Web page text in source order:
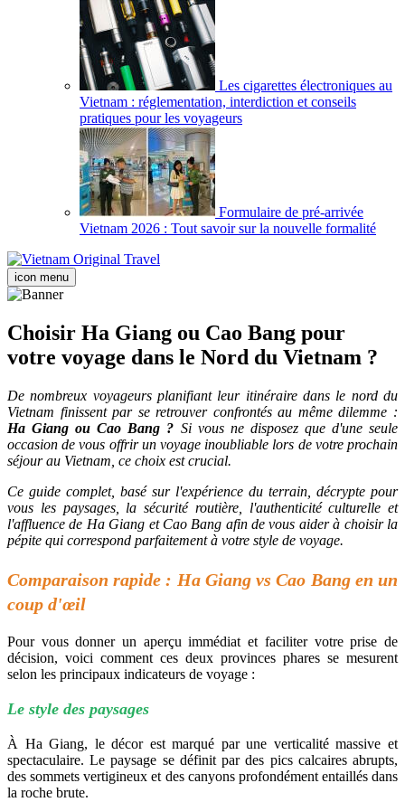
Les cigarettes électroniques au
Vietnam : réglementation, interdiction et conseils
pratiques pour les voyageurs
Formulaire de pré-arrivée
Vietnam 2026 : Tout savoir sur la nouvelle formalité
icon menu
Choisir Ha Giang ou Cao Bang pour
votre voyage dans le Nord du Vietnam ?
De nombreux voyageurs planifiant leur itinéraire dans le nord du
Vietnam finissent par se retrouver confrontés au même dilemme :
Ha Giang ou Cao Bang ? Si vous ne disposez que d'une seule
occasion de vous offrir un voyage inoubliable lors de votre prochain
séjour au Vietnam, ce choix est crucial.
Ce guide complet, basé sur l'expérience du terrain, décrypte pour
vous les paysages, la sécurité routière, l'authenticité culturelle et
l'affluence de Ha Giang et Cao Bang afin de vous aider à choisir la
pépite qui correspond parfaitement à votre style de voyage.
Comparaison rapide : Ha Giang vs Cao Bang en un
coup d'œil
Pour vous donner un aperçu immédiat et faciliter votre prise de
décision, voici comment ces deux provinces phares se mesurent
selon les principaux indicateurs de voyage :
Le style des paysages
À Ha Giang, le décor est marqué par une verticalité massive et
spectaculaire. Le paysage se définit par des pics calcaires abrupts,
des sommets vertigineux et des canyons profondément entaillés dans
la roche brute.